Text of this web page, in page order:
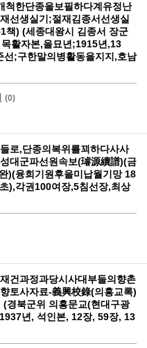
척한단종을보필하다계유정난
선생실기;절재김종서선생실
책) (세종대왕시 김종서 장군
활자본,을묘년;1915년,13
선;구한말의병활동을지지,호남
(0)
로,단종의복위를꾀하다사사
대군파선원속보(璿源續譜)(금
)(융희기원후을미납월기망 18
),각권100여장,5침선장,최상
건과정과당시사대부들의향촌
토사자료-義興校錄(의흥교록)
경북군위 의흥문교(현대구광
년, 석인본, 12장, 59장, 13